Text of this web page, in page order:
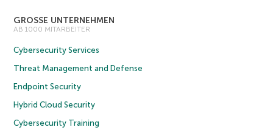
GROSSE UNTERNEHMEN
AB 1000 MITARBEITER
Cybersecurity Services
Threat Management and Defense
Endpoint Security
Hybrid Cloud Security
Cybersecurity Training